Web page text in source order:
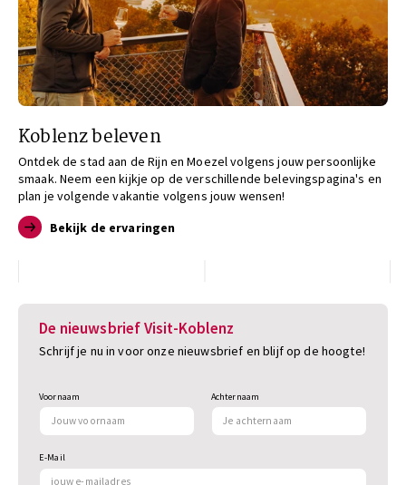
Koblenz beleven
Ontdek de stad aan de Rijn en Moezel volgens jouw persoonlijke
smaak. Neem een kijkje op de verschillende belevingspagina's en
plan je volgende vakantie volgens jouw wensen!
Bekijk de ervaringen
De nieuwsbrief Visit-Koblenz
Schrijf je nu in voor onze nieuwsbrief en blijf op de hoogte!
Voornaam Achternaam
E-Mail